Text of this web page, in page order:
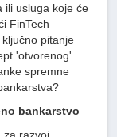
ili usluga koje će
FinTech
pitanje
'otvorenog'
spremne
bankarstvo